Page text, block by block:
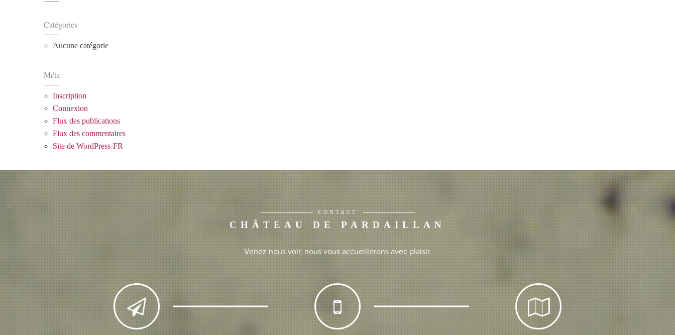
Catégories
Aucune catégorie
Méta
Inscription
Connexion
Flux des publications
Flux des commentaires
Site de WordPress-FR
CONTACT
CHÂTEAU DE PARDAILLAN
Venez nous voir, nous vous accueillerons avec plaisir.